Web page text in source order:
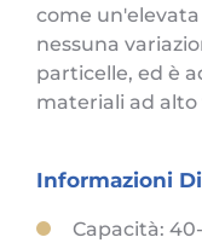
come
nessuna
particelle, ed è
materiali ad
Informazioni
Capacità: